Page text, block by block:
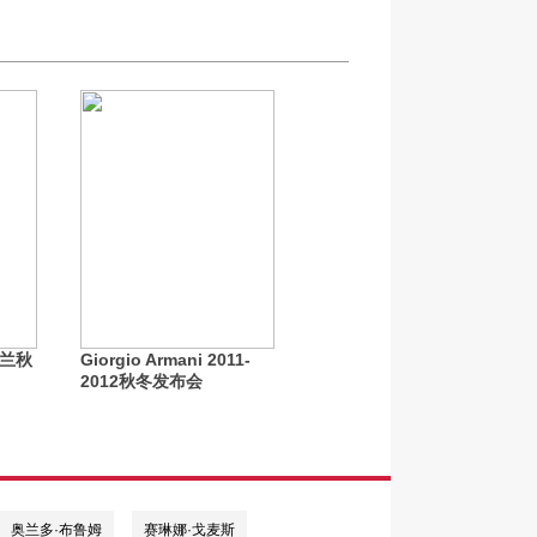
秋
Giorgio Armani 2011-
2012秋冬发布会
奥兰多·布鲁姆 赛琳娜·戈麦斯